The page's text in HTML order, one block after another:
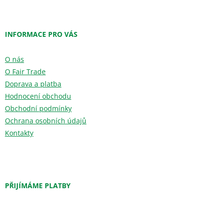
INFORMACE PRO VÁS
O nás
O Fair Trade
Doprava a platba
Hodnocení obchodu
Obchodní podmínky
Ochrana osobních údajů
Kontakty
PŘIJÍMÁME PLATBY